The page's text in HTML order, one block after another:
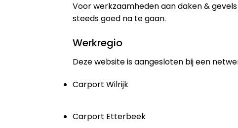
Voor werkzaamheden aan daken &
steeds goed na te gaan.
Werkregio
Deze website is aangesloten bij een
Carport Wilrijk
Carport Etterbeek